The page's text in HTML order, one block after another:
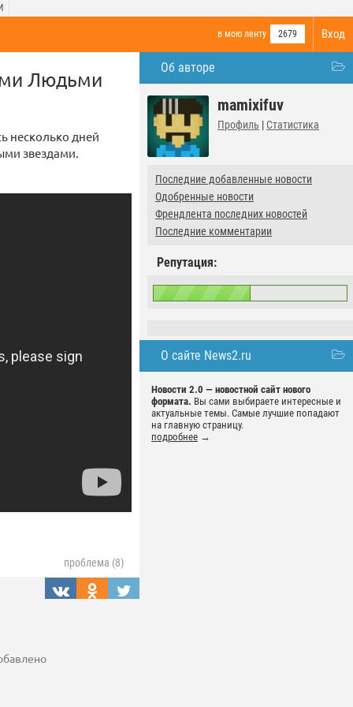
Вход
в мою ленту 2679
Об авторе
mamixifuv
Профиль | Статистика
Последние добавленные новости
Одобренные новости
Френдлента последних новостей
Последние комментарии
Репутация:
О сайте News2.ru
Новости 2.0 — новостной сайт нового
формата. Вы сами выбираете интересные и
актуальные темы. Самые лучшие попадают
на главную страницу.
подробнее →
Людьми
несколько дней
звездами.
проблема (8)